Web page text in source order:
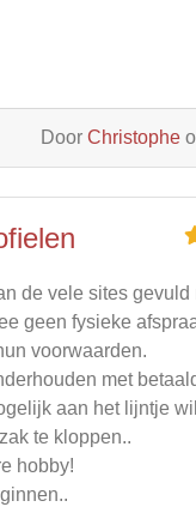
Door Christophe
de vele sites gevuld
geen fysieke
voorwaarden.
met
aan het lijntje
te kloppen..
hobby!